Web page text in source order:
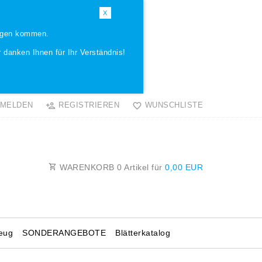
X
kommen.
Ihnen für Ihr Verständnis!
REGISTRIEREN WUNSCHLISTE
WARENKORB 0 Artikel für 0,00 EUR
Blätterkatalog
SONDERANGEBOTE